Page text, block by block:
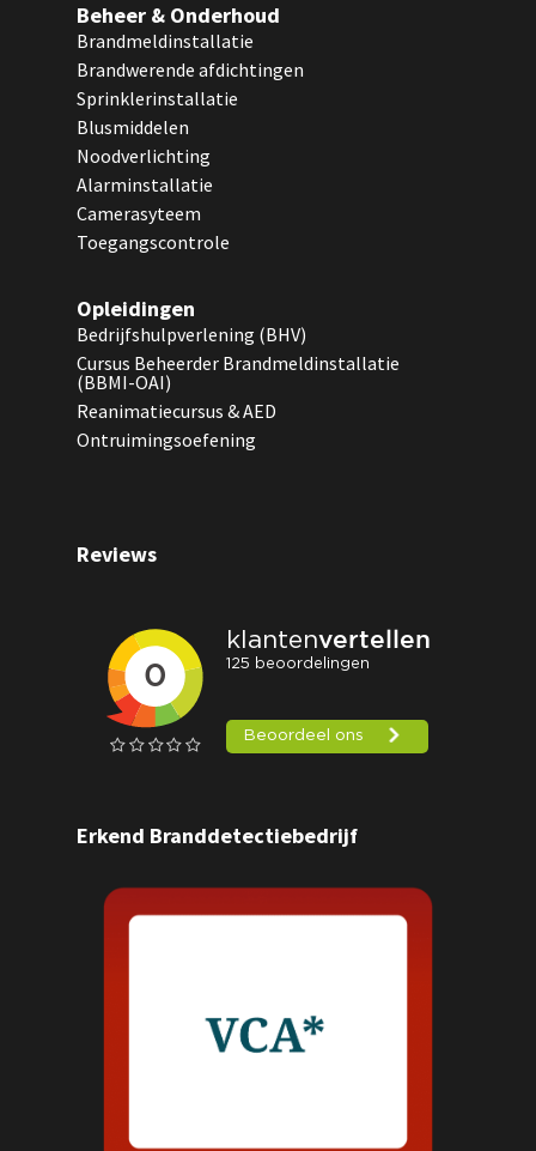
Beheer & Onderhoud
Brandmeldinstallatie
Brandwerende afdichtingen
Sprinklerinstallatie
Blusmiddelen
Noodverlichting
Alarminstallatie
Camerasyteem
Toegangscontrole
Opleidingen
Bedrijfshulpverlening (BHV)
Cursus Beheerder Brandmeldinstallatie
(BBMI-OAI)
Reanimatiecursus & AED
Ontruimingsoefening
Reviews
Erkend Branddetectiebedrijf